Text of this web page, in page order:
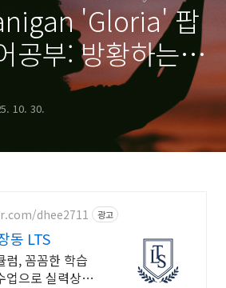
'Gloria' 팝
공부: 방황하는
숨은 메시지 찾
10. 30.
dhee2711 광고
동 LTS
럼, 꼼꼼한 학습
업으로 실력상